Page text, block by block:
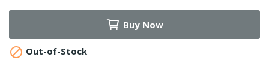
Buy Now
 Out-of-Stock